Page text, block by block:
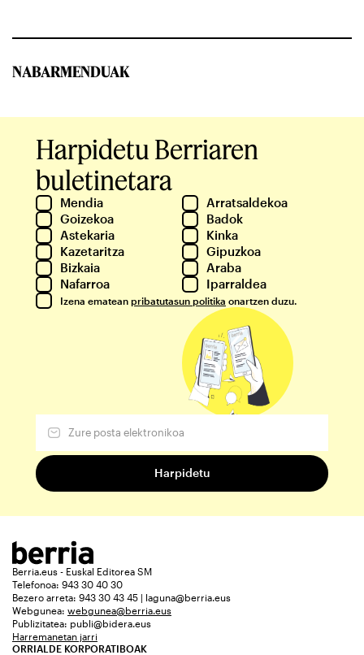
NABARMENDUAK
Harpidetu Berriaren
buletinetara
Mendia
Arratsaldekoa
Goizekoa
Badok
Astekaria
Kinka
Kazetaritza
Gipuzkoa
Bizkaia
Araba
Nafarroa
Iparraldea
Izena ematean pribatutasun politika onartzen duzu.
Berria.eus - Euskal Editorea SM
Telefonoa: 943 30 40 30
Bezero arreta: 943 30 43 45 | laguna@berria.eus
Webgunea: webgunea@berria.eus
Publizitatea: publi@bidera.eus
Harremanetan jarri
ORRIALDE KORPORATIBOAK